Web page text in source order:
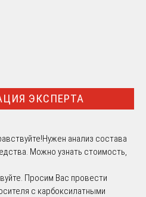
ЭКСПЕРТА
анализ состава
Можно узнать стоимость,
Просим Вас провести
с карбоксилатными